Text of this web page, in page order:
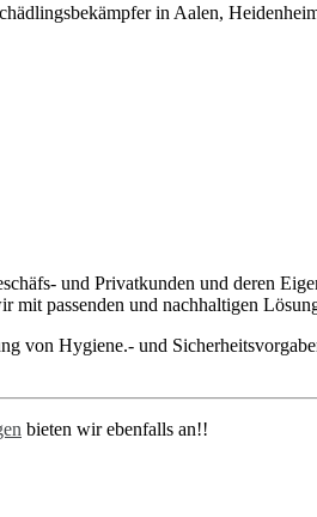
und Privatkunden und deren
mit passenden und nachhaltigen
von Hygiene.- und
bieten wir ebenfalls an!!